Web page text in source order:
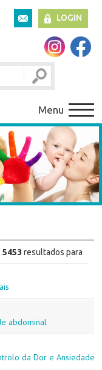
LOGIN
Menu
5453resultados para
abdominal
da Dor e Ansiedade